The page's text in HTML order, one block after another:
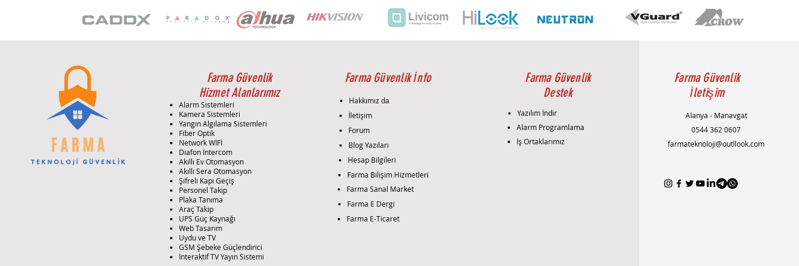
Dayanıklılık
Geniş sıcaklık aralığı: -30°C ile 60°C arası
Farma Güvenlik
Hizmet Alanlarımız
Alarm Sistemleri
Kamera Sistemleri
Yangın Algılama Sistemleri
Fiber Optik
Network WİFİ
Diafon İntercom
Akıllı Ev Otomasyon
Akıllı Sera Otomasyon
Şifreli Kapı Geçiş
Personel Takip
Plaka Tanıma
Araç Takip
UPS Güç Kaynağı
Web Tasarım
Uydu ve TV
GSM Şebeke Güçlendirici
İnteraktif TV Yayın Sistemi
Farma Güvenlik İnfo
Hakkımız da
İletişim
Forum
Blog Yazıları
Hesap Bilgileri
Farma Bilişim Hizmetleri
Farma Sanal Market
Farma E Dergi
Farma E-Ticaret
Farma Güvenlik
Destek
Yazılım İndir
Alarm Programlama
İş Ortaklarımız
Farma Güvenlik
İletişim
Alanya - Manavgat
0544 362 0607
farmateknoloji@outllook.com